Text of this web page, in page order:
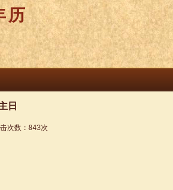
历
日
次数： 843次